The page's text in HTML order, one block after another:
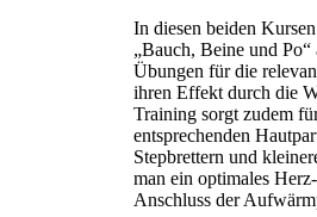
In diesen beiden
„Bauch, Beine und
Übungen für die
ihren Effekt durch die
Training sorgt zudem
entsprechenden
Stepbrettern und
man ein optimales
Anschluss der